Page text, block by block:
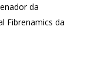
da
Fibrenamics da